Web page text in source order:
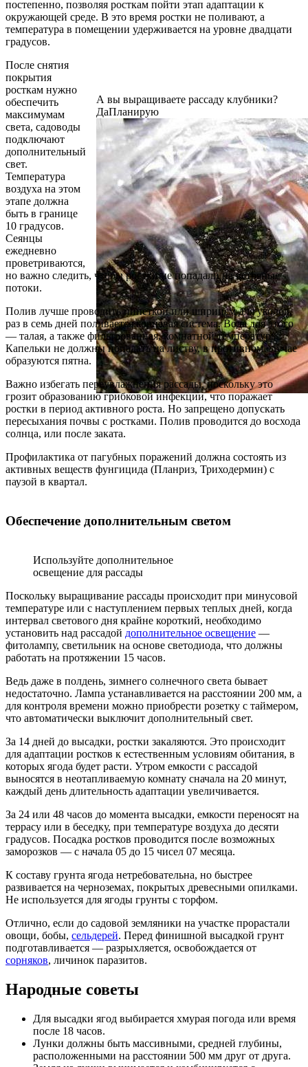
постепенно, позволяя росткам пойти этап адаптации к
окружающей среде. В это время ростки не поливают, а
температура в помещении удерживается на уровне двадцати
градусов.
А вы выращиваете рассаду клубники?
ДаПланирую
После снятия
покрытия
росткам нужно
обеспечить
максимумам
света, садоводы
подключают
дополнительный
свет.
Температура
воздуха на этом
этапе должна
быть в границе
10 градусов.
Сеянцы
ежедневно
проветриваются,
но важно следить, чтобы ростки не попадали на ветряные
потоки.
Полив лучше проводить пипеткой или шприцем для уколов,
раз в семь дней поливается корневая система. Вода для этого
— талая, а также фильтрованная, комнатной температуры.
Капельки не должны попадать на листву, в противном случае
образуются пятна.
Важно избегать переувлажнения рассады, поскольку это
грозит образованию грибковой инфекции, что поражает
ростки в период активного роста. Но запрещено допускать
пересыхания почвы с ростками. Полив проводится до восхода
солнца, или после заката.
Профилактика от пагубных поражений должна состоять из
активных веществ фунгицида (Планриз, Триходермин) с
паузой в квартал.
Обеспечение дополнительным светом
Используйте дополнительное
освещение для рассады
Поскольку выращивание рассады происходит при минусовой
температуре или с наступлением первых теплых дней, когда
интервал светового дня крайне короткий, необходимо
установить над рассадой дополнительное освещение —
фитолампу, светильник на основе светодиода, что должны
работать на протяжении 15 часов.
Ведь даже в полдень, зимнего солнечного света бывает
недостаточно. Лампа устанавливается на расстоянии 200 мм, а
для контроля времени можно приобрести розетку с таймером,
что автоматически выключит дополнительный свет.
За 14 дней до высадки, ростки закаляются. Это происходит
для адаптации ростков к естественным условиям обитания, в
которых ягода будет расти. Утром емкости с рассадой
выносятся в неотапливаемую комнату сначала на 20 минут,
каждый день длительность адаптации увеличивается.
За 24 или 48 часов до момента высадки, емкости переносят на
террасу или в беседку, при температуре воздуха до десяти
градусов. Посадка ростков проводится после возможных
заморозков — с начала 05 до 15 чисел 07 месяца.
К составу грунта ягода нетребовательна, но быстрее
развивается на черноземах, покрытых древесными опилками.
Не используется для ягоды грунты с торфом.
Отлично, если до садовой земляники на участке прорастали
овощи, бобы, сельдерей. Перед финишной высадкой грунт
подготавливается — разрыхляется, освобождается от
сорняков, личинок паразитов.
Народные советы
Для высадки ягод выбирается хмурая погода или время
после 18 часов.
Лунки должны быть массивными, средней глубины,
расположенными на расстоянии 500 мм друг от друга.